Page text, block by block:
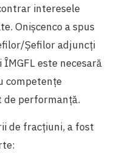
interesele
Onișcenco a spus
Șefilor adjuncți
este necesară
competențe
de performanță.
de fracțiuni, a fost